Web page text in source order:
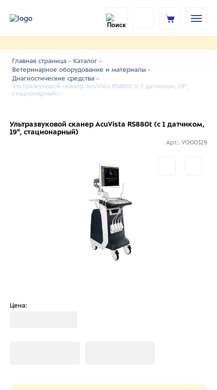
Главная страница - Каталог -
Ветеринарное оборудование и материалы -
Диагностические средства -
Ультразвуковой сканер AcuVista RS880t (c 1 датчиком, 19",
стационарный)
Ультразвуковой сканер AcuVista RS880t (c 1 датчиком,
19", стационарный)
Арт.: VO00329
Цена: